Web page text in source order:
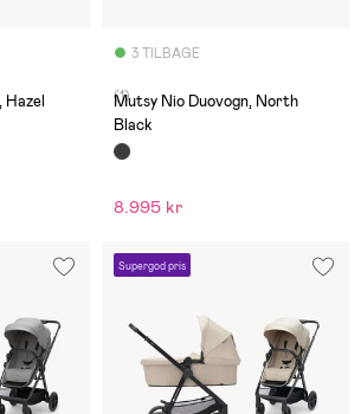
Hazel
3 TILBAGE
(1)
Mutsy Nio Duovogn, North
Black
8.995 kr
Supergod pris